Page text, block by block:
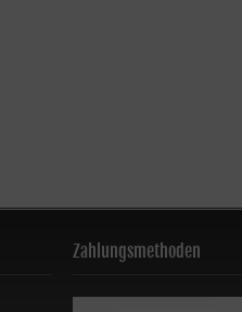
Zahlungsmethoden